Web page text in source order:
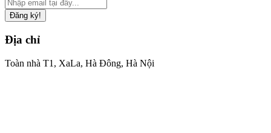
Đăng ký!
Địa chỉ
Toàn nhà T1, XaLa, Hà Đông, Hà Nội